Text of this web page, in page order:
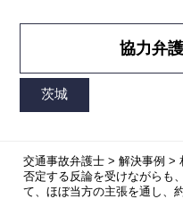
協力弁
交通事故弁護士> 解決事例 >
否定する反論を受けながらも
て、ほぼ当方の主張を通し、